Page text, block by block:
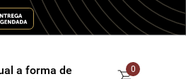
a forma de
0